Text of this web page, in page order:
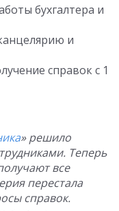
бухгалтера и
и
справок с 1
» решило
Теперь
все
перестала
справок.